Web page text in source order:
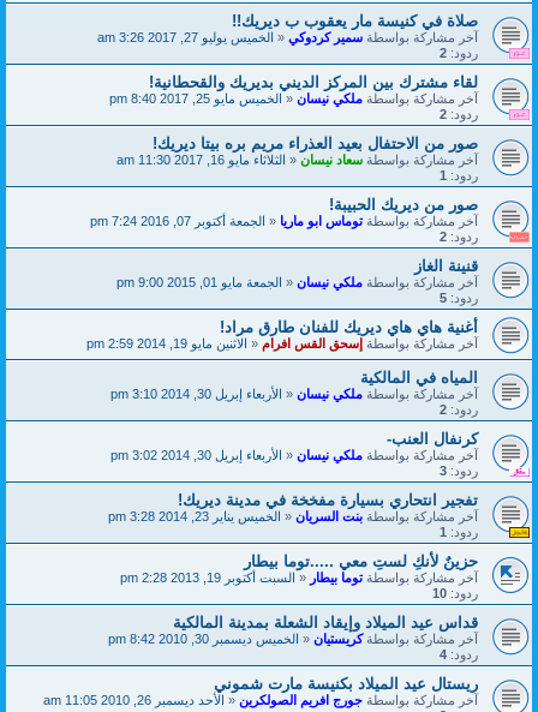
صلاة في كنيسة مار يعقوب ب ديريك!!
آخر مشاركة بواسطة سمير كردوكي « الخميس يوليو 27, 2017 3:26 am
ردود: 2
لقاء مشترك بين المركز الديني بديريك والقحطانية!
آخر مشاركة بواسطة ملكي نيسان « الخميس مايو 25, 2017 8:40 pm
ردود: 2
صور من الاحتفال بعيد العذراء مريم بره بيتا ديريك!
آخر مشاركة بواسطة سعاد نيسان « الثلاثاء مايو 16, 2017 11:30 am
ردود: 1
صور من ديريك الحبيبة!
آخر مشاركة بواسطةتوماس ابو ماريا « الجمعة أكتوبر 07, 2016 7:24 pm
ردود: 2
قنينة الغاز
آخر مشاركة بواسطة ملكي نيسان « الجمعة مايو 01, 2015 9:00 pm
ردود: 5
أغنية هاي هاي ديريك للفنان طارق مراد!
آخر مشاركة بواسطة إسحق القس افرام « الاثنين مايو 19, 2014 2:59 pm
المياه في المالكية
آخر مشاركة بواسطة ملكي نيسان « الأربعاء إبريل 30, 2014 3:10 pm
ردود: 2
كرنفال العنب-
آخر مشاركة بواسطة ملكي نيسان « الأربعاء إبريل 30, 2014 3:02 pm
ردود: 3
تفجير انتحاري بسيارة مفخخة في مدينة ديريك!
آخر مشاركة بواسطة بنت السريان « الخميس يناير 23, 2014 3:28 pm
ردود: 1
حزينٌ لأنكِ لستِ معي .....توما بيطار
آخر مشاركة بواسطةتوما بيطار « السبت أكتوبر 19, 2013 2:28 pm
ردود: 10
قداس عيد الميلاد وإيقاد الشعلة بمدينة المالكية
آخر مشاركة بواسطةكريستيان « الخميس ديسمبر 30, 2010 8:42 pm
ردود: 4
ريستال عيد الميلاد بكنيسة مارت شموني
آخر مشاركة بواسطة جورج افريم الصولكرين « الأحد ديسمبر 26, 2010 11:05 am